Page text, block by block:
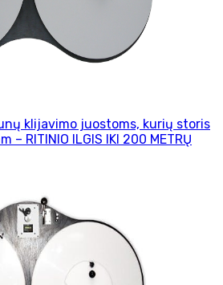
klijavimo juostoms, kurių storis
– RITINIO ILGIS IKI 200 METRŲ